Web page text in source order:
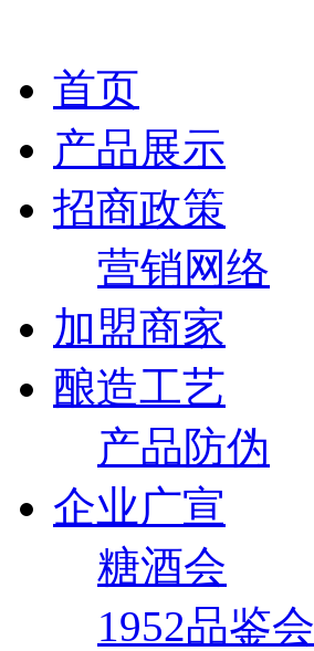
首页
产品展示
招商政策
营销网络
加盟商家
酿造工艺
产品防伪
企业广宣
糖酒会
1952品鉴会